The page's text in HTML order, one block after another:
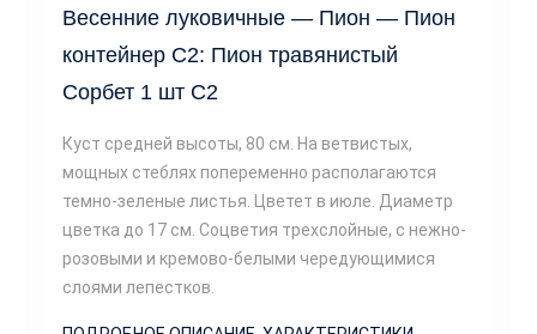
Весенние луковичные — Пион — Пион
контейнер С2: Пион травянистый
Сорбет 1 шт С2
Куст средней высоты, 80 см. На ветвистых,
мощных стеблях попеременно располагаются
темно-зеленые листья. Цветет в июле. Диаметр
цветка до 17 см. Соцветия трехслойные, с нежно-
розовыми и кремово-белыми чередующимися
слоями лепестков.